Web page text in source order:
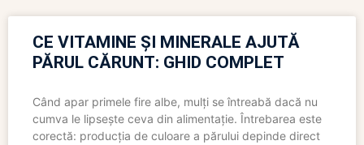
CE VITAMINE ȘI MINERALE AJUTĂ
PĂRUL CĂRUNT: GHID COMPLET
Când apar primele fire albe, mulți se întreabă dacă nu
cumva le lipsește ceva din alimentație. Întrebarea este
corectă: producția de culoare a părului depinde direct